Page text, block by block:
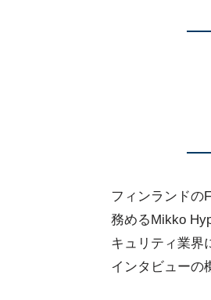
フィンランドの
務めるMikko
キュリティ業界
インタビューの